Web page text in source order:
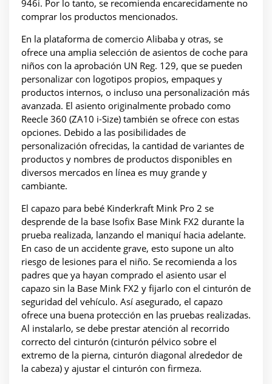
946i. Por lo tanto, se recomienda encarecidamente no
comprar los productos mencionados.
En la plataforma de comercio Alibaba y otras, se
ofrece una amplia selección de asientos de coche para
niños con la aprobación UN Reg. 129, que se pueden
personalizar con logotipos propios, empaques y
productos internos, o incluso una personalización más
avanzada. El asiento originalmente probado como
Reecle 360 (ZA10 i-Size) también se ofrece con estas
opciones. Debido a las posibilidades de
personalización ofrecidas, la cantidad de variantes de
productos y nombres de productos disponibles en
diversos mercados en línea es muy grande y
cambiante.
El capazo para bebé Kinderkraft Mink Pro 2 se
desprende de la base Isofix Base Mink FX2 durante la
prueba realizada, lanzando el maniquí hacia adelante.
En caso de un accidente grave, esto supone un alto
riesgo de lesiones para el niño. Se recomienda a los
padres que ya hayan comprado el asiento usar el
capazo sin la Base Mink FX2 y fijarlo con el cinturón de
seguridad del vehículo. Así asegurado, el capazo
ofrece una buena protección en las pruebas realizadas.
Al instalarlo, se debe prestar atención al recorrido
correcto del cinturón (cinturón pélvico sobre el
extremo de la pierna, cinturón diagonal alrededor de
la cabeza) y ajustar el cinturón con firmeza.